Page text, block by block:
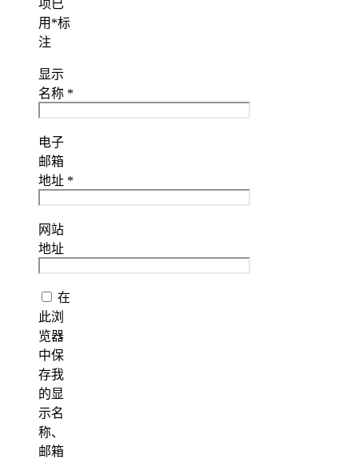
项已
用 *标
注
显示
名称 *
电子
邮箱
地址 *
网站
地址
在
此浏
览器
中保
存我
的显
示名
称、
邮箱